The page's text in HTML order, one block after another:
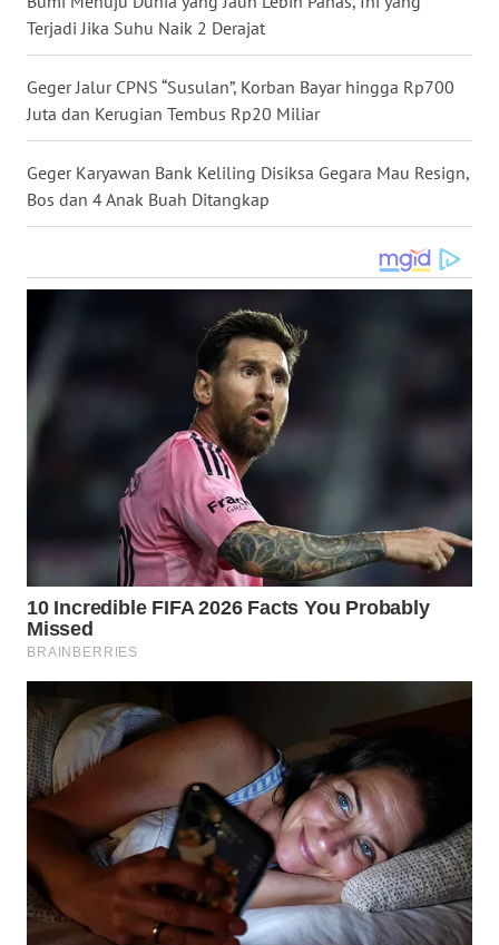
Terjadi Jika Suhu Naik 2 Derajat
Geger Jalur CPNS “Susulan”, Korban Bayar hingga Rp700
Juta dan Kerugian Tembus Rp20 Miliar
Geger Karyawan Bank Keliling Disiksa Gegara Mau Resign,
Bos dan 4 Anak Buah Ditangkap
WN
NUSANTARA
WN
WN
WN
KALTARA
WN
KALSEL
WN
KALTIM
WN
SULSEL
WN
GORONTALO